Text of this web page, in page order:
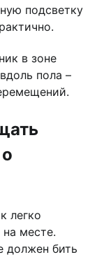
подсветку
в зоне
пола –
легко
на месте.
должен бить